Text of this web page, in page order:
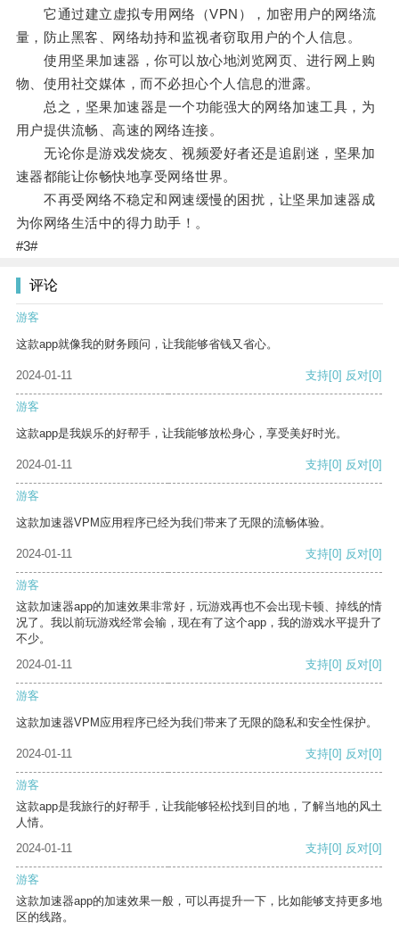
它通过建立虚拟专用网络（VPN），加密用户的网络流
量，防止黑客、网络劫持和监视者窃取用户的个人信息。
使用坚果加速器，你可以放心地浏览网页、进行网上购
物、使用社交媒体，而不必担心个人信息的泄露。
总之，坚果加速器是一个功能强大的网络加速工具，为
用户提供流畅、高速的网络连接。
无论你是游戏发烧友、视频爱好者还是追剧迷，坚果加
速器都能让你畅快地享受网络世界。
不再受网络不稳定和网速缓慢的困扰，让坚果加速器成
为你网络生活中的得力助手！。
#3#
评论
游客
这款app就像我的财务顾问，让我能够省钱又省心。
2024-01-11 支持[0] 反对[0]
游客
这款app是我娱乐的好帮手，让我能够放松身心，享受美好时光。
2024-01-11 支持[0] 反对[0]
游客
这款加速器VPM应用程序已经为我们带来了无限的流畅体验。
2024-01-11 支持[0] 反对[0]
游客
这款加速器app的加速效果非常好，玩游戏再也不会出现卡顿、掉线的情
况了。我以前玩游戏经常会输，现在有了这个app，我的游戏水平提升了
不少。
2024-01-11
支持[0] 反对[0]
游客
这款加速器VPM应用程序已经为我们带来了无限的隐私和安全性保护。
2024-01-11 支持[0] 反对[0]
游客
这款app是我旅行的好帮手，让我能够轻松找到目的地，了解当地的风土
人情。
2024-01-11
支持[0] 反对[0]
游客
这款加速器app的加速效果一般，可以再提升一下，比如能够支持更多地
区的线路。